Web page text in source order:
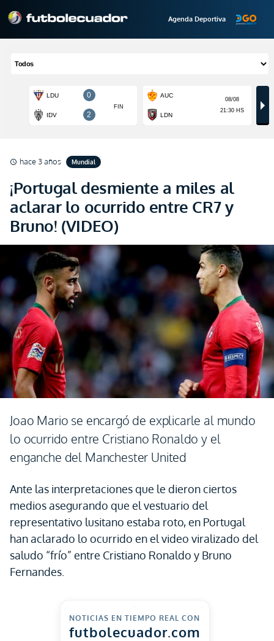
Agenda Deportiva
schedule hace 3 años Mundial
¡Portugal desmiente a miles al
aclarar lo ocurrido entre CR7 y
Bruno! (VIDEO)
Joao Mario se encargó de explicarle al mundo
lo ocurrido entre Cristiano Ronaldo y el
enganche del Manchester United
Ante las interpretaciones que le dieron ciertos
medios asegurando que el vestuario del
representativo lusitano estaba roto, en Portugal
han aclarado lo ocurrido en el video viralizado del
saludo “frío” entre Cristiano Ronaldo y Bruno
Fernandes.
NOTICIAS EN TIEMPO REAL CON
futbolecuador.com